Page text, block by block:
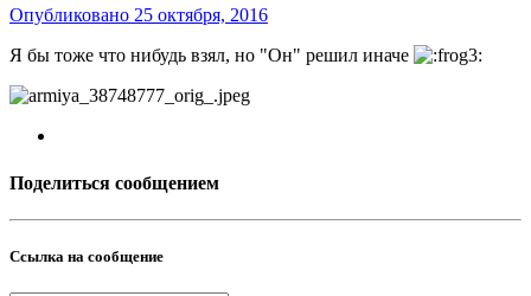
Опубликовано 25 октября, 2016
Я бы тоже что нибудь взял, но "Он" решил иначе
Поделиться сообщением
Ссылка на сообщение